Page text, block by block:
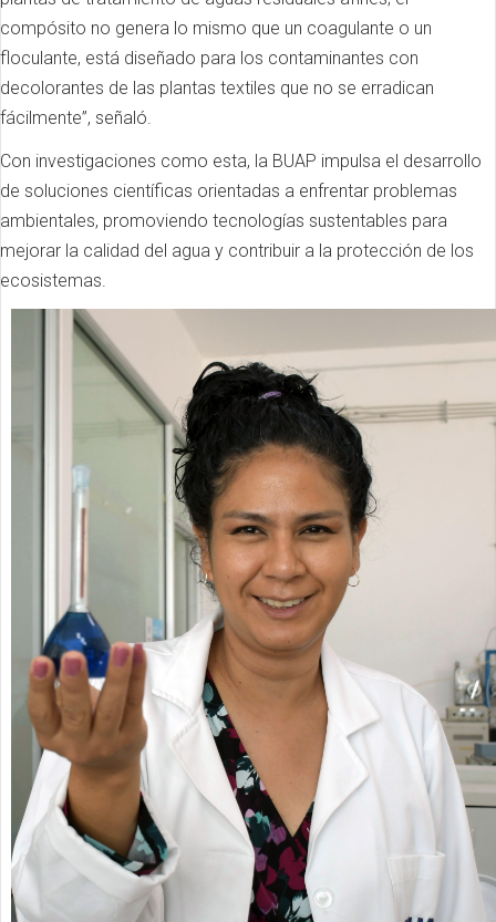
compósito no genera lo mismo que un coagulante o un
floculante, está diseñado para los contaminantes con
decolorantes de las plantas textiles que no se erradican
fácilmente”, señaló.
Con investigaciones como esta, la BUAP impulsa el desarrollo
de soluciones científicas orientadas a enfrentar problemas
ambientales, promoviendo tecnologías sustentables para
mejorar la calidad del agua y contribuir a la protección de los
ecosistemas.